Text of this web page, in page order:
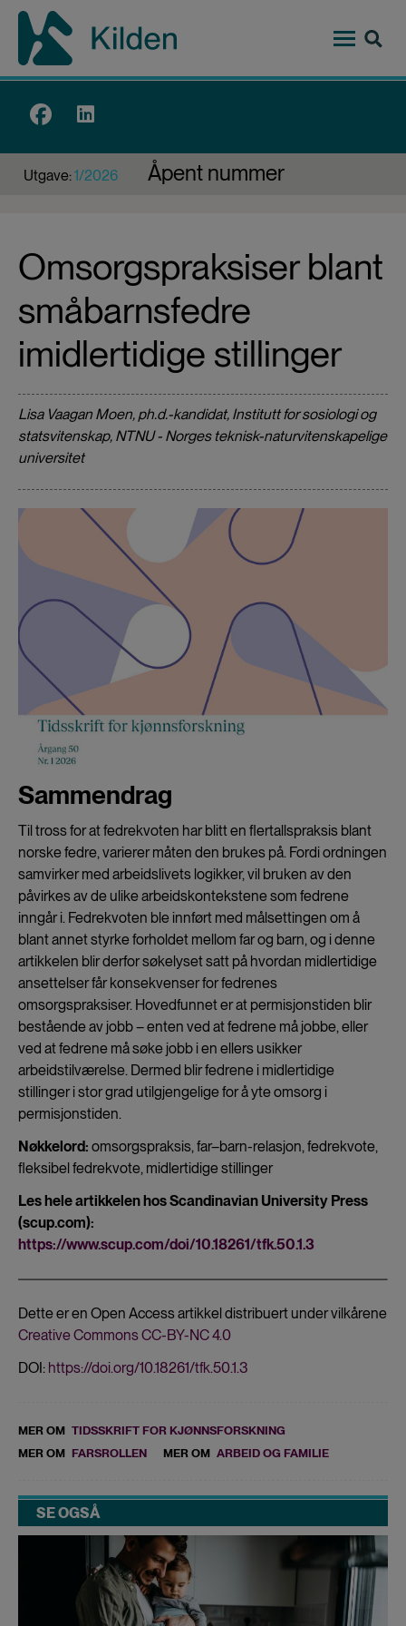
Hopp
hovedinnhold
Top
Utgave:1/2026 Åpent nummer
Omsorgspraksiser blant
småbarnsfedre
imidlertidige stillinger
Lisa Vaagan Moen, ph.d.-kandidat, Institutt for sosiologi og
statsvitenskap, NTNU - Norges teknisk-naturvitenskapelige
universitet
Sammendrag
Til tross for at fedrekvoten har blitt en flertallspraksis blant
norske fedre, varierer måten den brukes på. Fordi ordningen
samvirker med arbeidslivets logikker, vil bruken av den
påvirkes av de ulike arbeidskontekstene som fedrene
inngår i. Fedrekvoten ble innført med målsettingen om å
blant annet styrke forholdet mellom far og barn, og i denne
artikkelen blir derfor søkelyset satt på hvordan midlertidige
ansettelser får konsekvenser for fedrenes
omsorgspraksiser. Hovedfunnet er at permisjonstiden blir
bestående av jobb – enten ved at fedrene må jobbe, eller
ved at fedrene må søke jobb i en ellers usikker
arbeidstilværelse. Dermed blir fedrene i midlertidige
stillinger i stor grad utilgjengelige for å yte omsorg i
permisjonstiden.
Nøkkelord: omsorgspraksis, far–barn-relasjon, fedrekvote,
fleksibel fedrekvote, midlertidige stillinger
Les hele artikkelen hos Scandinavian University Press
(scup.com):
https://www.scup.com/doi/10.18261/tfk.50.1.3
Dette er en Open Access artikkel distribuert under vilkårene
Creative Commons CC-BY-NC 4.0
DOI: https://doi.org/10.18261/tfk.50.1.3
MER OM TIDSSKRIFT FOR KJØNNSFORSKNING
MER OM FARSROLLEN MER OM ARBEID OG FAMILIE
SE OGSÅ